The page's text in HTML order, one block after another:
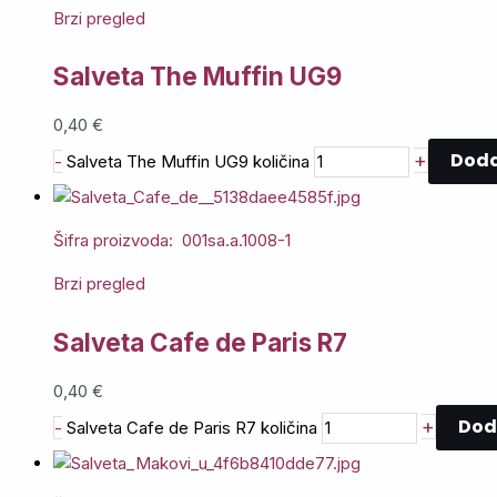
Brzi pregled
Salveta The Muffin UG9
0,40 €
- Salveta The Muffin UG9 količina +
Šifra proizvoda: 001sa.a.1008-1
Brzi pregled
Salveta Cafe de Paris R7
0,40 €
- Salveta Cafe de Paris R7 količina +